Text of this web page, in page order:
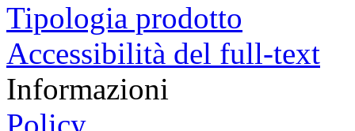
Tipologia prodotto
Accessibilità del full-text
Informazioni